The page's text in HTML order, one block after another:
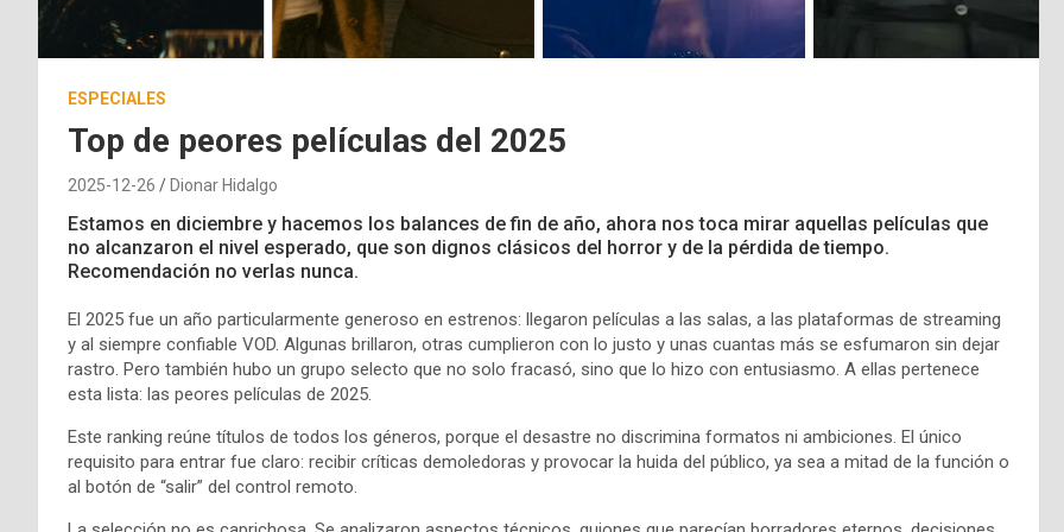
ESPECIALES
Top de peores películas del 2025
2025-12-26 Dionar Hidalgo
Estamos en diciembre y hacemos los balances de fin de año, ahora nos toca mirar aquellas películas que
no alcanzaron el nivel esperado, que son dignos clásicos del horror y de la pérdida de tiempo.
Recomendación no verlas nunca.
El 2025 fue un año particularmente generoso en estrenos: llegaron películas a las salas, a las plataformas de streaming
y al siempre confiable VOD. Algunas brillaron, otras cumplieron con lo justo y unas cuantas más se esfumaron sin dejar
rastro. Pero también hubo un grupo selecto que no solo fracasó, sino que lo hizo con entusiasmo. A ellas pertenece
esta lista: las peores películas de 2025.
Este ranking reúne títulos de todos los géneros, porque el desastre no discrimina formatos ni ambiciones. El único
requisito para entrar fue claro: recibir críticas demoledoras y provocar la huida del público, ya sea a mitad de la función o
al botón de “salir” del control remoto.